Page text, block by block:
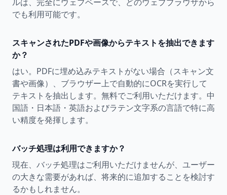
でも利用可能です。
スキャンされたPDFや画像からテキストを抽出できます
か？
はい。PDFに埋め込みテキストがない場合（スキャン文
書や画像）、ブラウザー上で自動的にOCRを実行して
テキストを抽出します。無料でご利用いただけます。中
国語・日本語・英語およびラテン文字系の言語で特に高
い精度を発揮します。
バッチ処理は利用できますか？
現在、バッチ処理はご利用いただけませんが、ユーザー
の大きな需要があれば、将来的に追加することを検討す
るかもしれません。